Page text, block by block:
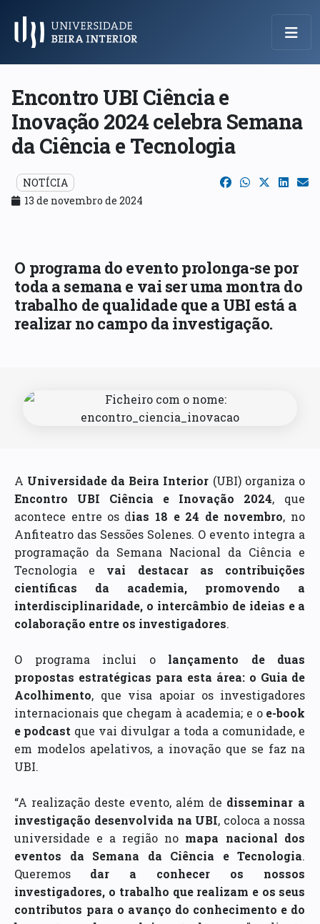
Menu Principal
Encontro UBI Ciência e
Inovação 2024 celebra Semana
da Ciência e Tecnologia
NOTÍCIA
13 de novembro de 2024
O programa do evento prolonga-se por
toda a semana e vai ser uma montra do
trabalho de qualidade que a UBI está a
realizar no campo da investigação.
A Universidade da Beira Interior (UBI) organiza o
Encontro UBI Ciência e Inovação 2024, que
acontece entre os dias 18 e 24 de novembro, no
Anfiteatro das Sessões Solenes. O evento integra a
programação da Semana Nacional da Ciência e
Tecnologia e vai destacar as contribuições
científicas da academia, promovendo a
interdisciplinaridade, o intercâmbio de ideias e a
colaboração entre os investigadores.
O programa inclui o lançamento de duas
propostas estratégicas para esta área: o Guia de
Acolhimento, que visa apoiar os investigadores
internacionais que chegam à academia; e o e-book
e podcast que vai divulgar a toda a comunidade, e
em modelos apelativos, a inovação que se faz na
UBI.
“A realização deste evento, além de disseminar a
investigação desenvolvida na UBI, coloca a nossa
universidade e a região no mapa nacional dos
eventos da Semana da Ciência e Tecnologia.
Queremos dar a conhecer os nossos
investigadores, o trabalho que realizam e os seus
contributos para o avanço do conhecimento e do